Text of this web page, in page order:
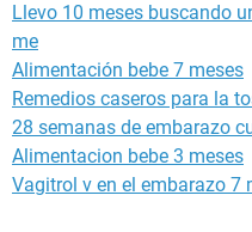
Llevo 10 meses buscando
me
Alimentación bebe 7 meses
Remedios caseros para la
28 semanas de embarazo
Alimentacion bebe 3 meses
Vagitrol v en el embarazo 7